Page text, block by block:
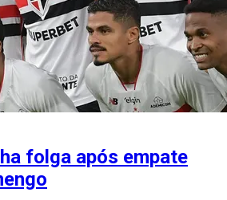
folga após empate